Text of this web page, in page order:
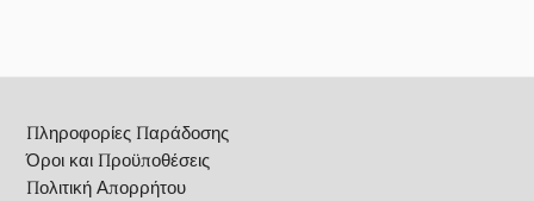
Πληροφορίες Παράδοσης
Όροι και Προϋποθέσεις
Πολιτική Απορρήτου